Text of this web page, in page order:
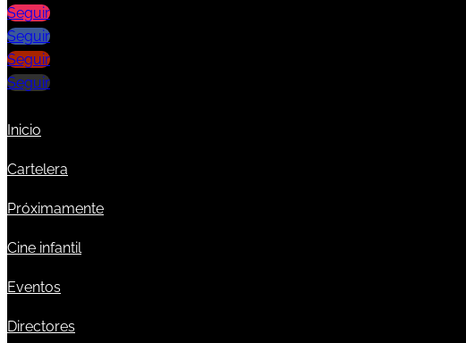
Seguir
Seguir
Seguir
Seguir
Inicio
Cartelera
Próximamente
Cine infantil
Eventos
Directores